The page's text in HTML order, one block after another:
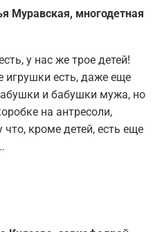
Муравская, многодетная
у нас же трое детей!
игрушки есть, даже еще
и бабушки мужа, но
на антресоли,
что, кроме детей, есть еще